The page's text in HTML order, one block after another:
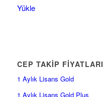
Yükle
CEP TAKİP FİYATLARI
1 Aylık Lisans Gold
1 Aylık Lisans Gold Plus